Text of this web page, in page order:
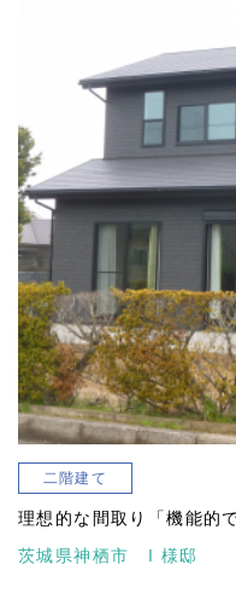
二階建て
理想的な間取り「機能的
茨城県神栖市 I 様邸